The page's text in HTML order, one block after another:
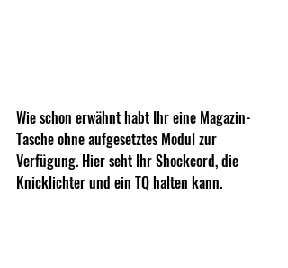
Wie schon erwähnt habt Ihr eine Magazin-
Tasche ohne aufgesetztes Modul zur
Verfügung. Hier seht Ihr Shockcord, die
Knicklichter und ein TQ halten kann.